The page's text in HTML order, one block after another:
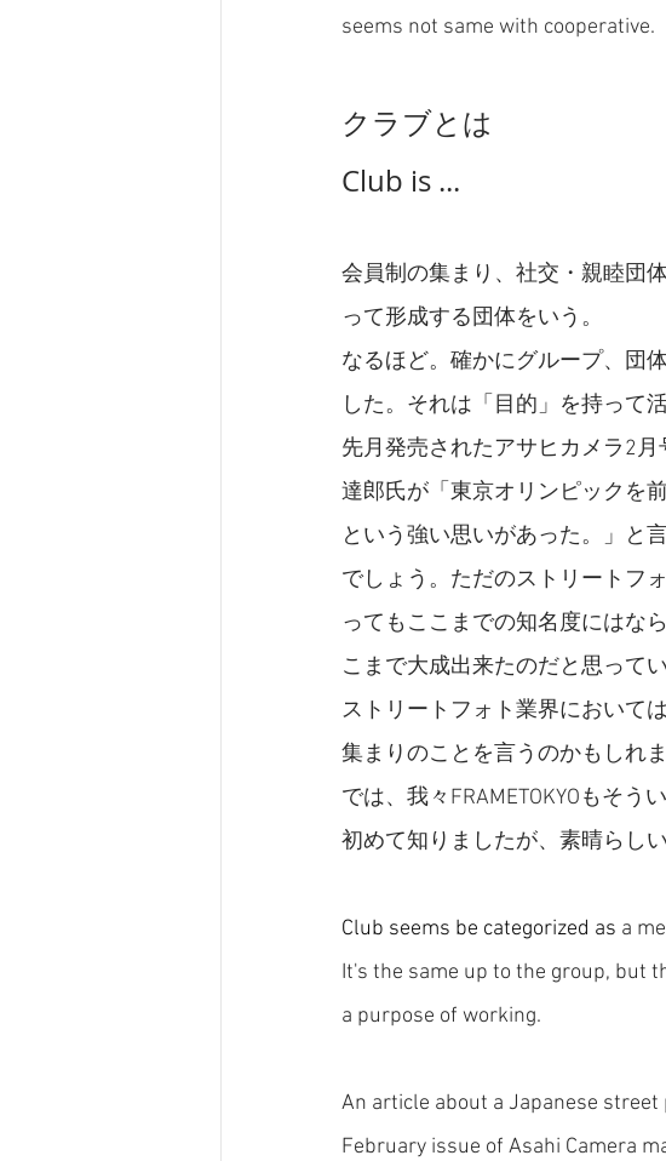
seems not same with cooperative.
クラブとは
Club is ...
会員制の集まり、社交・親睦団
って形成する団体をいう。
なるほど。確かにグループ、団
した。それは「目的」を持って
先月発売されたアサヒカメラ2
達郎氏が「東京オリンピックを
という強い思いがあった。」と
でしょう。ただのストリートフ
ってもここまでの知名度にはな
こまで大成出来たのだと思ってい
ストリートフォト業界において
集まりのことを言うのかもしれま
では、我々FRAMETOKYOもそ
初めて知りましたが、素晴らし
Club seems be categorized as a
It's the same up to the group, but
a purpose of working.
An article about a Japanese
February issue of Asahi Camera